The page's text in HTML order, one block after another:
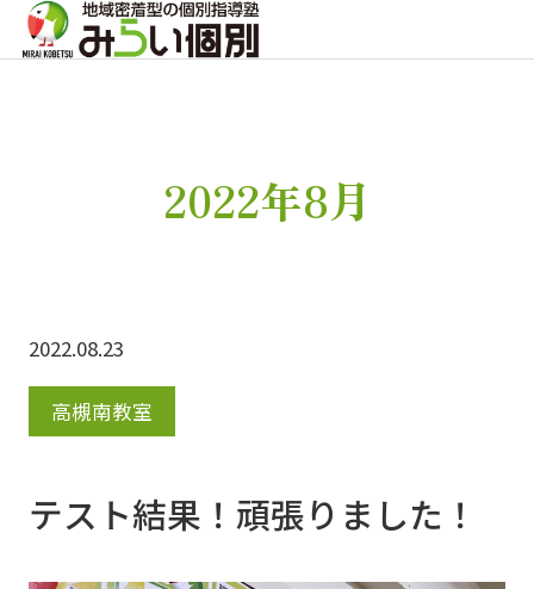
2022年8月
2022.08.23
高槻南教室
テスト結果！頑張りました！